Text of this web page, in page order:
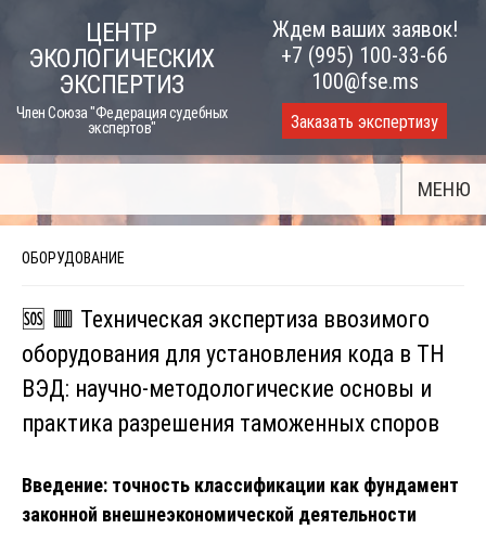
content
ЦЕНТР
ЭКОЛОГИЧЕСКИХ
ЭКСПЕРТИЗ
Член Союза "Федерация судебных
экспертов"
Ждем ваших заявок!
+7 (995) 100-33-66
100@fse.ms
Заказать экспертизу
МЕНЮ
ОБОРУДОВАНИЕ
🆘 🟥 Техническая экспертиза ввозимого
оборудования для установления кода в ТН
ВЭД: научно-методологические основы и
практика разрешения таможенных споров
Введение: точность классификации как фундамент
законной внешнеэкономической деятельности